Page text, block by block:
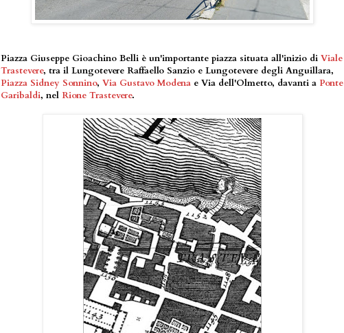
Piazza Giuseppe Gioachino Belli è un'importante piazza situata all'inizio di Viale
Trastevere, tra il Lungotevere Raffaello Sanzio e Lungotevere degli Anguillara,
Piazza Sidney Sonnino, Via Gustavo Modena e Via dell'Olmetto, davanti a Ponte
Garibaldi, nel Rione Trastevere.